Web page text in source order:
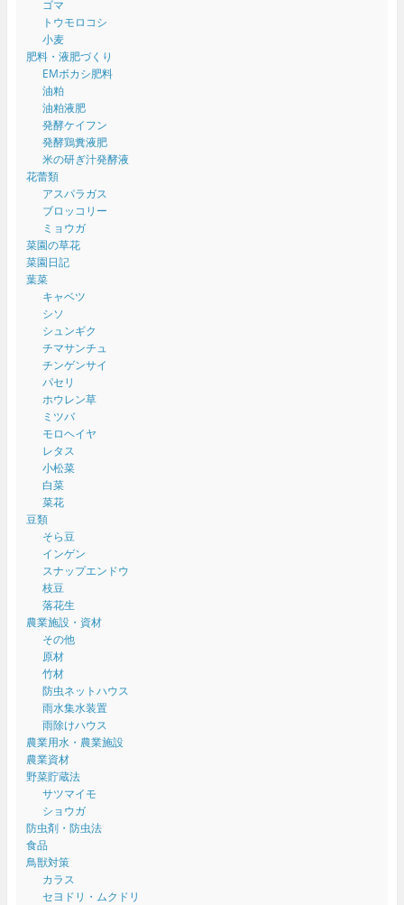
ゴマ
トウモロコシ
小麦
肥料・液肥づくり
EMボカシ肥料
油粕
油粕液肥
発酵ケイフン
発酵鶏糞液肥
米の研ぎ汁発酵液
花蕾類
アスパラガス
ブロッコリー
ミョウガ
菜園の草花
菜園日記
葉菜
キャベツ
シソ
シュンギク
チマサンチュ
チンゲンサイ
パセリ
ホウレン草
ミツバ
モロヘイヤ
レタス
小松菜
白菜
菜花
豆類
そら豆
インゲン
スナップエンドウ
枝豆
落花生
農業施設・資材
その他
原材
竹材
防虫ネットハウス
雨水集水装置
雨除けハウス
農業用水・農業施設
農業資材
野菜貯蔵法
サツマイモ
ショウガ
防虫剤・防虫法
食品
鳥獣対策
カラス
セヨドリ・ムクドリ